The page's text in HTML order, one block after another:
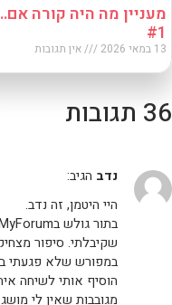
מעניין מה היה קורה
#1
13 במאי 2026 אין תגובות
36 תגובות
נדב הגיב:
היי היטמן, זה נדב.
שקיבלתי. סיפור
במפורש שלא פגעתי
הוסיף אותי לשיחה
מגובבות שאין לי